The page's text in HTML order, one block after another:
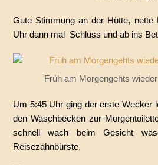
Gute Stimmung an der Hütte, nette
Uhr dann mal Schluss und ab ins
Früh am Morgengehts
Um 5:45 Uhr ging der erste Wecker
den Waschbecken zur
schnell wach beim Gesicht
Reisezahnbürste.